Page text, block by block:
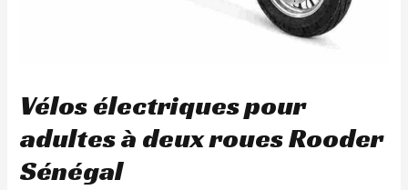
Vélos électriques pour
adultes à deux roues Rooder
Sénégal